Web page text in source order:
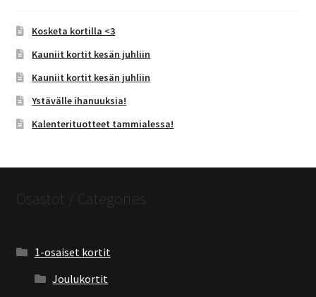
Kosketa kortilla <3
Kauniit kortit kesän juhliin
Kauniit kortit kesän juhliin
Ystävälle ihanuuksia!
Kalenterituotteet tammialessa!
Osastot / Categories
1-osaiset kortit
Joulukortit